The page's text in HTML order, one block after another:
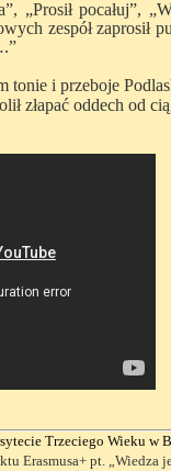
„Prosił pocałuj”,
zespół zaprosił
tonie i przeboje
złapać oddech od
Trzeciego Wieku w
Erasmusa+ pt. „Wiedza